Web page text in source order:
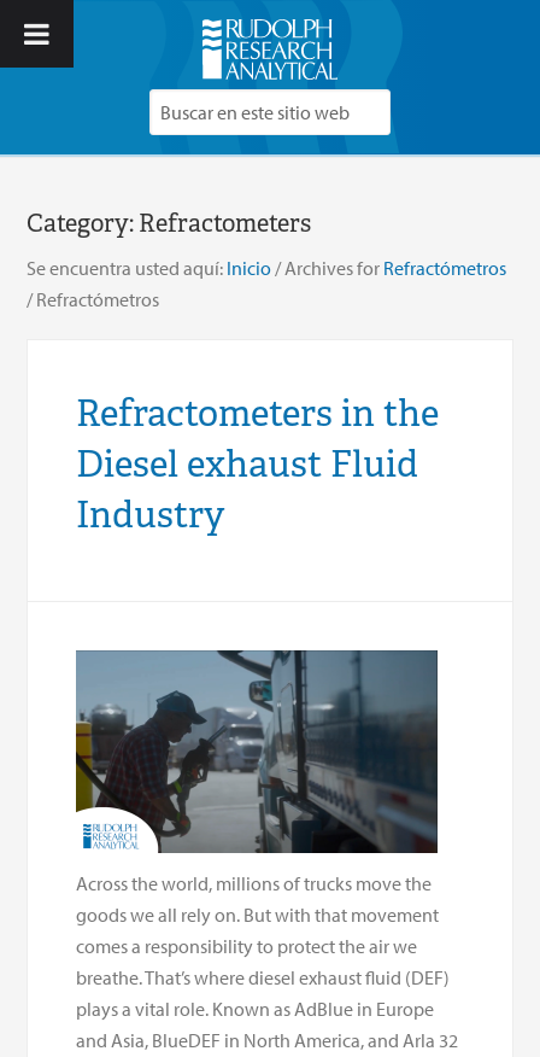
Category:Refractometers
Se encuentra usted aquí: Inicio /Archives for Refractómetros
/Refractómetros
Refractometers in the
Diesel exhaust Fluid
Industry
Across the world, millions of trucks move the
goods we all rely on. But with that movement
comes a responsibility to protect the air we
breathe. That’s where diesel exhaust fluid (DEF)
plays a vital role. Known as AdBlue in Europe
and Asia, BlueDEF in North America, and Arla 32